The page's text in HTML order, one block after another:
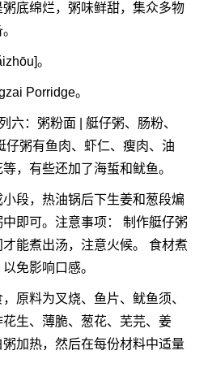
底绵烂，粥味鲜甜，集众多物
。
Porridge。
六：粥粉面 | 艇仔粥、肠粉、
仔粥有鱼肉、虾仁、瘦肉、油
，有些还加了海蜇和鱿鱼。
段，热油锅后下生姜和葱段煸
即可。注意事项： 制作艇仔粥
能煮出汤，注意火候。 食材煮
免影响口感。
原料为叉烧、鱼片、鱿鱼须、
生、薄脆、葱花、芜芫、姜
加热，然后在每份材料中适量